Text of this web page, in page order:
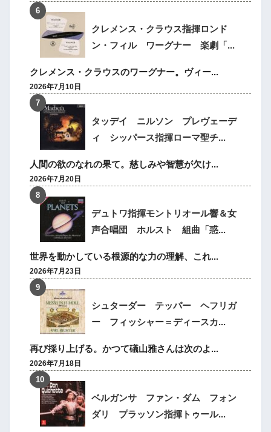
クレメンス・クラウス指揮ロンド
ン・フィル ワーグナー 楽劇「...
クレメンス・クラウスのワーグナー。ヴィー...
2026年7月10日
タッデイ ニルソン プレヴェーデ
ィ シッパース指揮ローマ聖チ...
人間の欲のなれの果て。慈しみや智慧が欠け...
2026年7月20日
デュトワ指揮モントリオール響＆女
声合唱団 ホルスト 組曲「惑...
世界を動かしている根源的な力の理解、これ...
2026年7月23日
シュターダー テッパー ヘフリガ
ー フィッシャー＝ディースカ...
再び採り上げる。かつて礒山雅さんは次のよ...
2026年7月18日
ベルガンサ ファン・ダム フォン
ダリ プラッソン指揮トゥール...